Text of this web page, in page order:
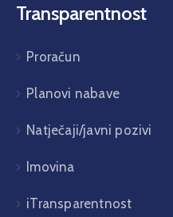
Transparentnost
Proračun
Planovi nabave
Natječaji/javni pozivi
Imovina
iTransparentnost